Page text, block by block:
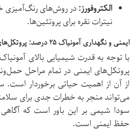
الکتروفورز:در روش‌های رنگ‌آمیزی
نیترات نقره برای پروتئین‌ها.
ایمنی و نگهداری آمونیاک ۲۵ درصد: پروتکل‌های ضروری برای حفاظت
پروتکل‌های ایمنی در تمام مراحل
از آن از اهمیت حیاتی برخوردار است.
می‌تواند منجر به خطرات جدی برای
سودا شیمی بر این باور است که آگاهی
حفظ ایمنی است.